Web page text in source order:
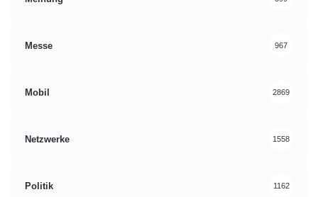
Messe 967
Mobil 2869
Netzwerke 1558
Politik 1162